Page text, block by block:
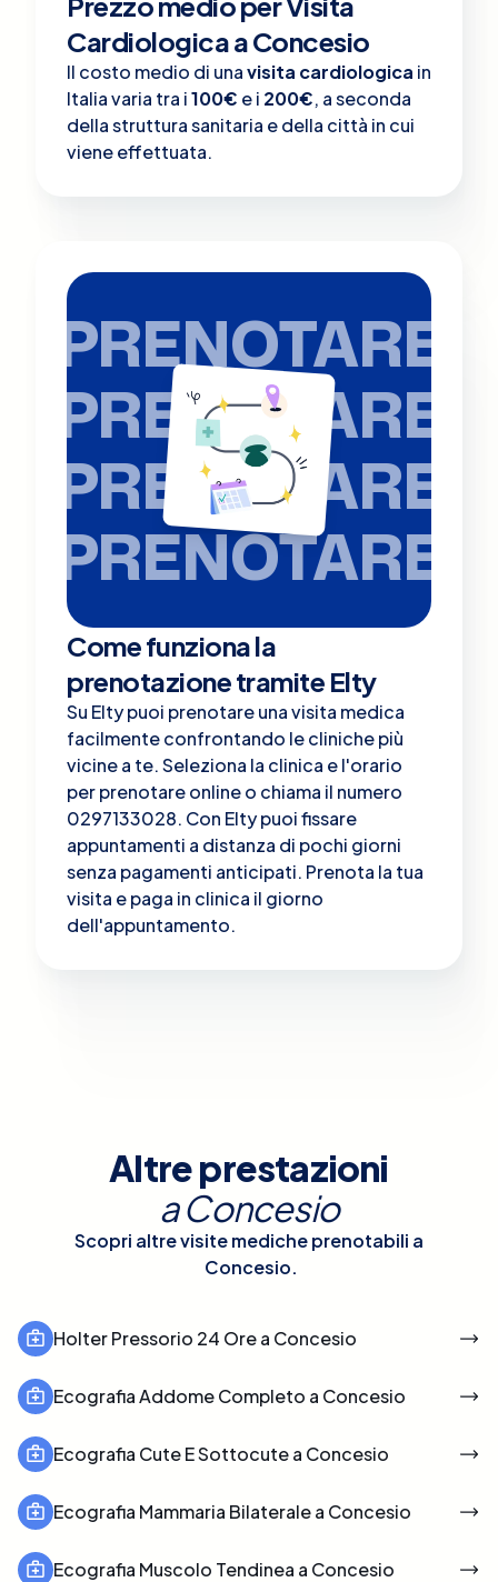
Cardiologica a Concesio
Il costo medio di unavisita cardiologica in
Italia varia tra i100€ e i 200€, a seconda
della struttura sanitaria e della città in cui
viene effettuata.
PRENOTARE
PRENOTARE
PRENOTARE
PRENOTARE
Come funziona la
prenotazione tramite Elty
Su Elty puoi prenotare una visita medica
facilmente confrontando le cliniche più
vicine a te. Seleziona la clinica e l'orario
per prenotare online o chiama il numero
0297133028. Con Elty puoi fissare
appuntamenti a distanza di pochi giorni
senza pagamenti anticipati. Prenota la tua
visita e paga in clinica il giorno
dell'appuntamento.
Altre prestazioni
aConcesio
Scopri altre visite mediche prenotabili a
Concesio.
Holter Pressorio 24 Ore a Concesio
Ecografia Addome Completo a Concesio
Ecografia Cute E Sottocute a Concesio
Ecografia Mammaria Bilaterale a Concesio
Ecografia Muscolo Tendinea a Concesio